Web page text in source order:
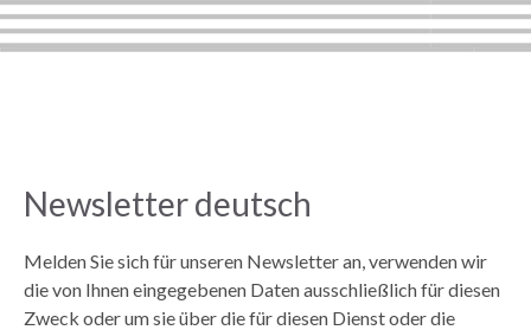
Newsletter deutsch
Melden Sie sich für unseren Newsletter an, verwenden wir
die von Ihnen eingegebenen Daten ausschließlich für diesen
Zweck oder um sie über die für diesen Dienst oder die